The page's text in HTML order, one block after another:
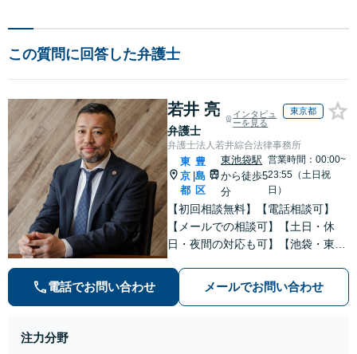
この質問に回答した弁護士
若井 亮
弁護士
インタビュ
ーを見る
東京都
弁護士法人若井綜合法律事務所
東
京
都
|
豊
島
区
東池袋駅
から徒歩5
分
営業時間：00:00~
23:55（土日祝
日）
【初回相談無料】【電話相談可】
【メールでの相談可】【土日・休
日・夜間の対応も可】【池袋・東池
トラブル・刑事事件を中心に「個
人」の方からのご相談・ご依頼を幅
電話でお問い合わせ メールでお問い合わせ
注力分野